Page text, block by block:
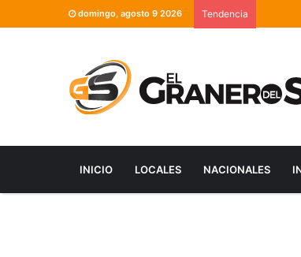
domingo, agosto 9 2026 Tendencia
INICIO LOCALES NACIONALES